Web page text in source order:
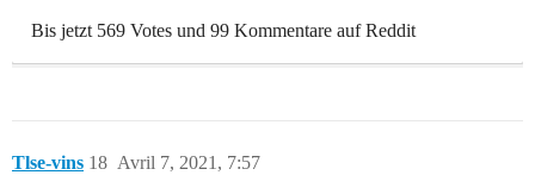
Bis jetzt 569 Votes und 99 Kommentare auf Reddit
Tlse-vins Avril 7, 2021, 7:57
18